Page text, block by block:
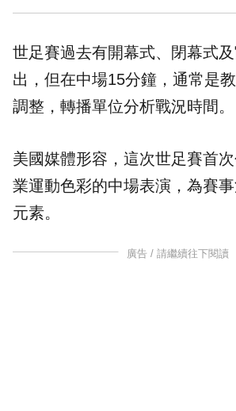
世足賽過去有開幕式、閉幕式
出，但在中場15分鐘，通常是
調整，轉播單位分析戰況時間。
美國媒體形容，這次世足賽首
業運動色彩的中場表演，為賽
元素。
廣告 / 請繼續往下閱讀